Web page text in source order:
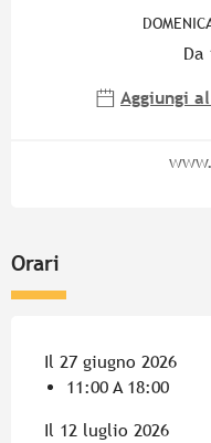
Da
Aggiungi
Orari
Il 27 giugno 2026
11:00 A 18:00
Il 12 luglio 2026